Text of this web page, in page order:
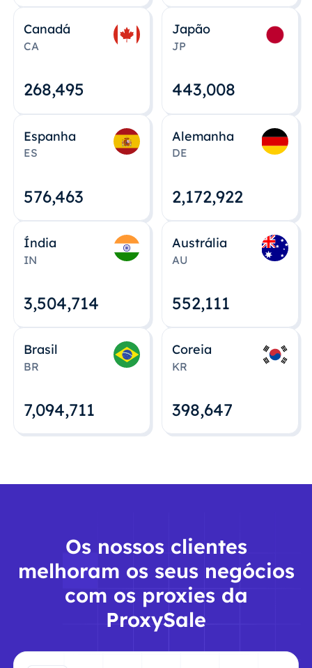
Canadá
CA
268,495
Japão
JP
443,008
Espanha
ES
576,463
Alemanha
DE
2,172,922
Índia
IN
3,504,715
Austrália
AU
552,112
Brasil
BR
7,094,712
Coreia
KR
398,648
Os nossos clientes
melhoram os seus negócios
com os proxies da
ProxySale